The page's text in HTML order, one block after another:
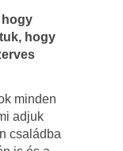
hogy
hogy
minden
adjuk
családba